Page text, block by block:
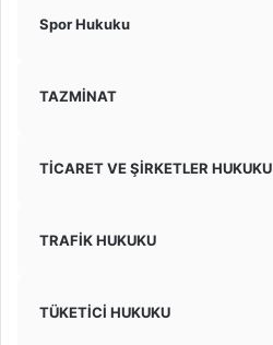
Spor Hukuku
TAZMİNAT
TİCARET VE ŞİRKETLER HUKUKU
TRAFİK HUKUKU
TÜKETİCİ HUKUKU